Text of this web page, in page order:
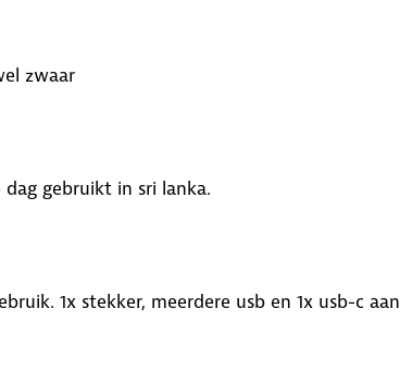
zwaar
gebruikt in sri lanka.
1x stekker, meerdere usb en 1x usb-c